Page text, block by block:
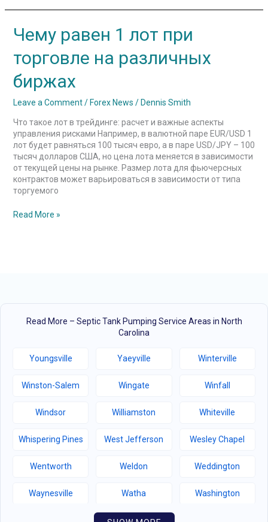
Чему равен 1 лот при
торговле на различных
биржах
Leave a Comment /Forex News /Dennis Smith
Что такое лот в трейдинге: расчет и важные аспекты
управления рисками Например, в валютной паре EUR/USD 1
лот будет равняться 100 тысяч евро, а в паре USD/JPY – 100
тысяч долларов США, но цена лота меняется в зависимости
от текущей цены на рынке. Размер лота для фьючерсных
контрактов может варьироваться в зависимости от типа
торгуемого
Чему
равен
лот
при
торговле
различных
биржах
Read More »
Read More – Septic Tank Pumping Service Areas in North
Carolina
Youngsville Yaeyville Winterville
Winston-Salem Wingate Winfall
Windsor Williamston Whiteville
Whispering Pines West Jefferson Wesley Chapel
Wentworth Weldon Weddington
Waynesville Watha Washington
Walnut Creek